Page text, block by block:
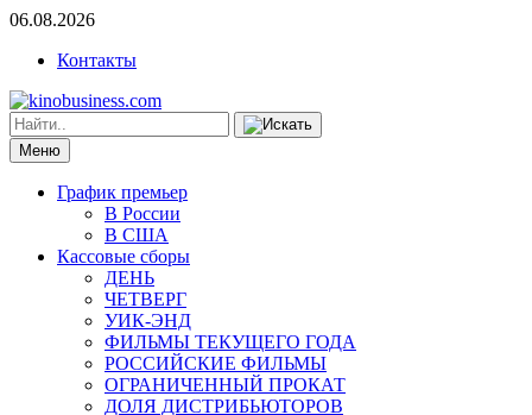
06.08.2026
Контакты
Меню
График премьер
В России
В США
Кассовые сборы
ДЕНЬ
ЧЕТВЕРГ
УИК-ЭНД
ФИЛЬМЫ ТЕКУЩЕГО ГОДА
РОССИЙСКИЕ ФИЛЬМЫ
ОГРАНИЧЕННЫЙ ПРОКАТ
ДОЛЯ ДИСТРИБЬЮТОРОВ